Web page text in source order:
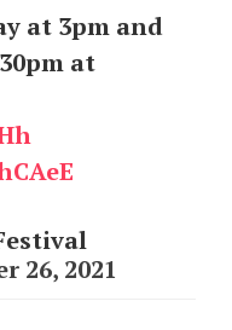
at 3pm and
at
26, 2021